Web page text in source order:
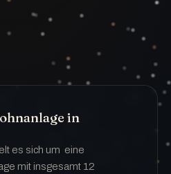
in
es sich um eine
mit insgesamt 12